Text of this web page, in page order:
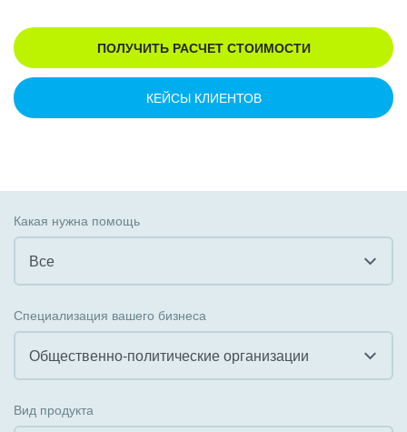
ПОЛУЧИТЬ РАСЧЕТ СТОИМОСТИ
КЕЙСЫ КЛИЕНТОВ
Какая нужна помощь
Все
Внедрение КЭДО
Интеграция с 1С
Специализация вашего бизнеса
Общественно-политические организации
Вид продукта